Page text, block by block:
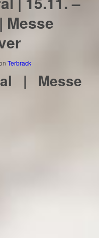
Messe
Terbrack
| Messe